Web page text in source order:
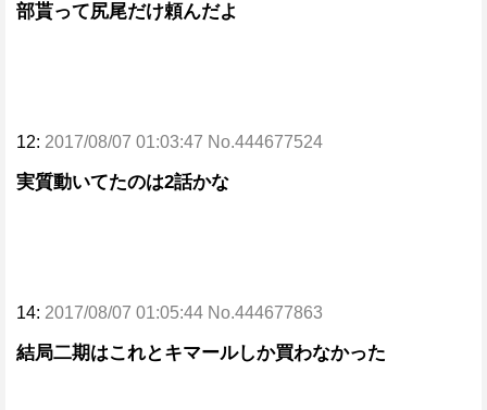
部貰って尻尾だけ頼んだよ
12: 2017/08/07 01:03:47 No.444677524
実質動いてたのは2話かな
14: 2017/08/07 01:05:44 No.444677863
結局二期はこれとキマールしか買わなかった